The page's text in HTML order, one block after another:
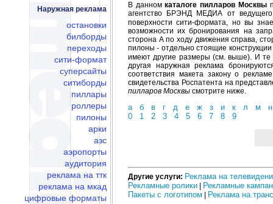
Наружная реклама
остановки
билборды
переходы
сити-формат
суперсайты
ситиборды
пиллары
роллеры
пилоны
арки
азс
аэропорты
аудитория
реклама на ттк
реклама на мкад
цифровые форматы
В данномкаталоге пилларов Москвы
агентство БРЭНД МЕДИА от
поверхности сити-формата, но вы
возможности их бронирования на
сторона А по ходу движения справа,
пилоны - отдельно стоящие
имеют другие размеры (см. выше). И те
другая наружная реклама
соответствия макета закону о
свидетельства Роспатента на
пилларов Москвы смотрите ниже.
а б в г д е ж з и к л м
н
0
1 2 3 4 5 6 7 8 9
Другие услуги: Реклама на
Рекламные ролики
Рекламные
Пакеты с логотипом
Реклама на